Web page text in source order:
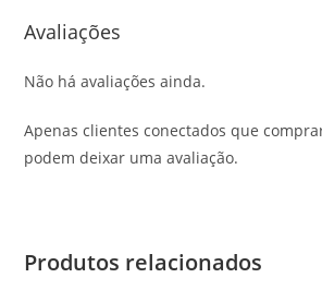
Avaliações
Não há avaliações ainda.
Apenas clientes conectados que
podem deixar uma avaliação.
Produtos relacionados